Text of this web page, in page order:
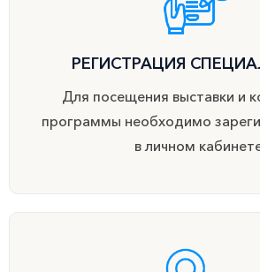
РЕГИСТРАЦИЯ
Для посещения выставки и
программы необходимо
в личном